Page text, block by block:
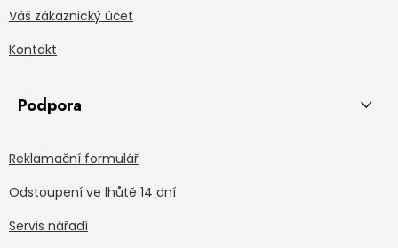
Váš zákaznický účet
Kontakt
Podpora
Reklamační formulář
Odstoupení ve lhůtě 14 dní
Servis nářadí